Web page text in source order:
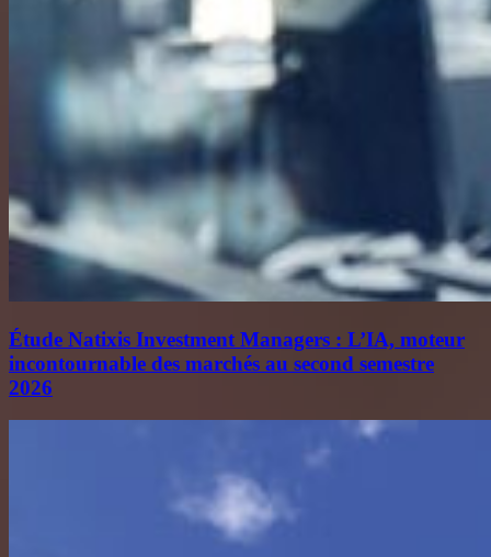
Étude Natixis Investment Managers : L’IA, moteur
incontournable des marchés au second semestre
2026